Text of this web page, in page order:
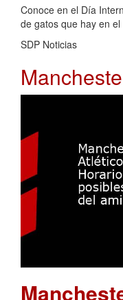
Conoce en el Día
de gatos que hay en el
SDP Noticias